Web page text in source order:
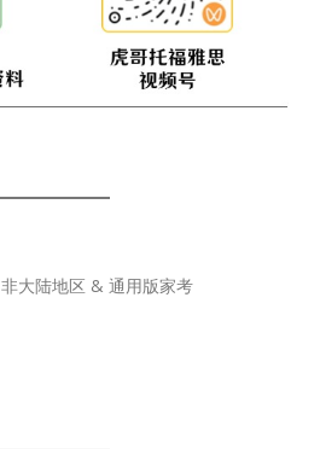
非大陆地区 & 通用版家考